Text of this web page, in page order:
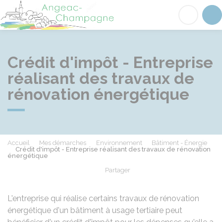
Angeac-Champagne
Crédit d'impôt - Entreprise
réalisant des travaux de
rénovation énergétique
Accueil Mes démarches Environnement
Bâtiment - Énergie
Crédit d'impôt - Entreprise réalisant des travaux de rénovation
énergétique
Partager
L'entreprise qui réalise certains travaux de rénovation
énergétique d'un bâtiment à usage tertiaire peut